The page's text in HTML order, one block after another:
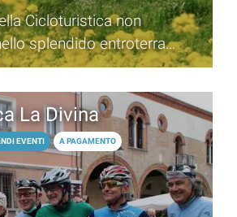
Cicloturistica non
splendido entroterra
La Divina
EVENTI A PAGAMENTO